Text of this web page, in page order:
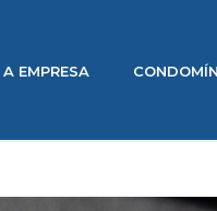
A EMPRESA